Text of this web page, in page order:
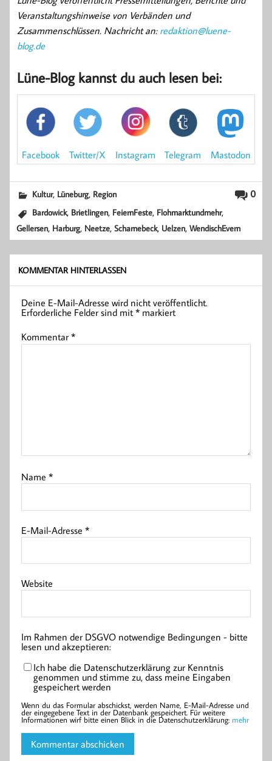
Veranstaltungshinweise von Verbänden und
Zusammenschlüssen. Nachricht an: redaktion@luene-
blog.de
Lüne-Blog kannst du auch lesen bei:
Facebook Twitter/X Instagram Telegram Mastodon
0
Kultur, Lüneburg, Region
Bardowick, Brietlingen, FeiernFeste, Flohmarktundmehr,
Gellersen, Harburg, Neetze,Scharnebeck, Uelzen,WendischEvern
KOMMENTAR HINTERLASSEN
Deine E-Mail-Adresse wird nicht veröffentlicht.
Erforderliche Felder sind mit* markiert
Kommentar*
Name*
E-Mail-Adresse*
Website
Im Rahmen der DSGVO notwendige Bedingungen - bitte
lesen und akzeptieren:
Ich habe die Datenschutzerklärung zur Kenntnis
genommen und stimme zu, dass meine Eingaben
gespeichert werden
Wenn du das Formular abschickst, werden Name, E-Mail-Adresse und
der eingegebene Text in der Datenbank gespeichert. Für weitere
Informationen wirf bitte einen Blick in die Datenschutzerklärung: mehr